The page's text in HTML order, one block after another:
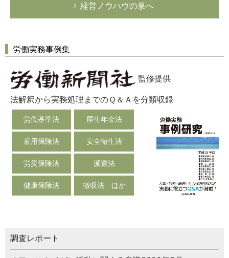
経営ノウハウの泉へ
労働実務事例集
監修提供
法解釈から実務処理までのＱ＆Ａを分類収録
労働基準法 厚生年金法
雇用保険法 安全衛生法
労災保険法 派遣法
健康保険法 徴収法 ほか
調査レポート